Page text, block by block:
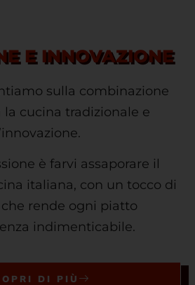
E INNOVAZIONE
sulla combinazione
cucina tradizionale e
è farvi assaporare il
italiana, con un tocco di
rende ogni piatto
indimenticabile.
DI PIÙ